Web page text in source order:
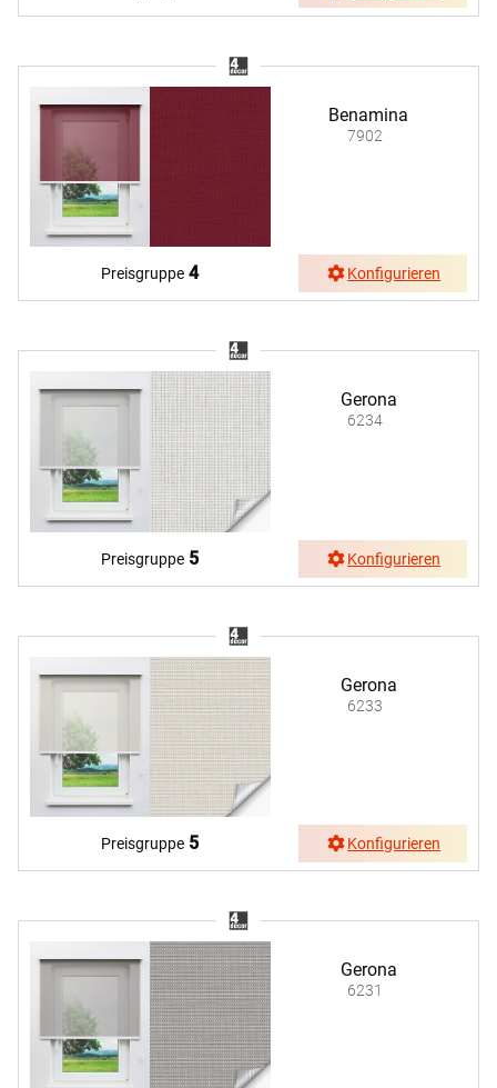
Benamina
7902
Preisgruppe 4 Konfigurieren
Gerona
6234
Preisgruppe 5 Konfigurieren
Gerona
6233
Preisgruppe 5 Konfigurieren
Gerona
6231